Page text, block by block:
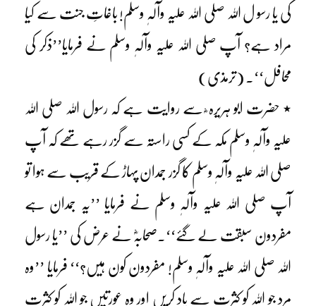
کی یا رسو ل اللہ صلی اللہ علیہ وآلہٖ وسلم! باغاتِ جنت سے کیا
مراد ہے؟ آپ صلی اللہ علیہ وآلہٖ وسلم نے فرمایا’’ذکر کی
محافل‘‘۔ (ترمذی)
٭ حضرت ابو ہریرہ ؓ سے روایت ہے کہ رسول اللہ صلی اللہ
علیہ وآلہٖ وسلم مکہ کے کسی راستہ سے گزر رہے تھے کہ آپ
صلی اللہ علیہ وآلہٖ وسلم کا گزر جمدان پہاڑ کے قریب سے ہوا تو
آپ صلی اللہ علیہ وآلہٖ وسلم نے فرمایا ’’یہ جمدان ہے
مفردون سبقت لے گئے‘‘۔صحابہؓ نے عرض کی ’’یا رسول
اللہ صلی اللہ علیہ وآلہٖ وسلم! مفردون کون ہیں؟‘‘ فرمایا ’’وہ
مرد جو اللہ کو کثرت سے یاد کریں اور وہ عورتیں جو اللہ کو کثرت